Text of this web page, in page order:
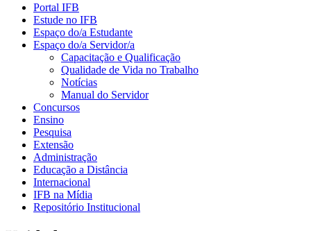
Portal IFB
Estude no IFB
Espaço do/a Estudante
Espaço do/a Servidor/a
Capacitação e Qualificação
Qualidade de Vida no Trabalho
Notícias
Manual do Servidor
Concursos
Ensino
Pesquisa
Extensão
Administração
Educação a Distância
Internacional
IFB na Mídia
Repositório Institucional